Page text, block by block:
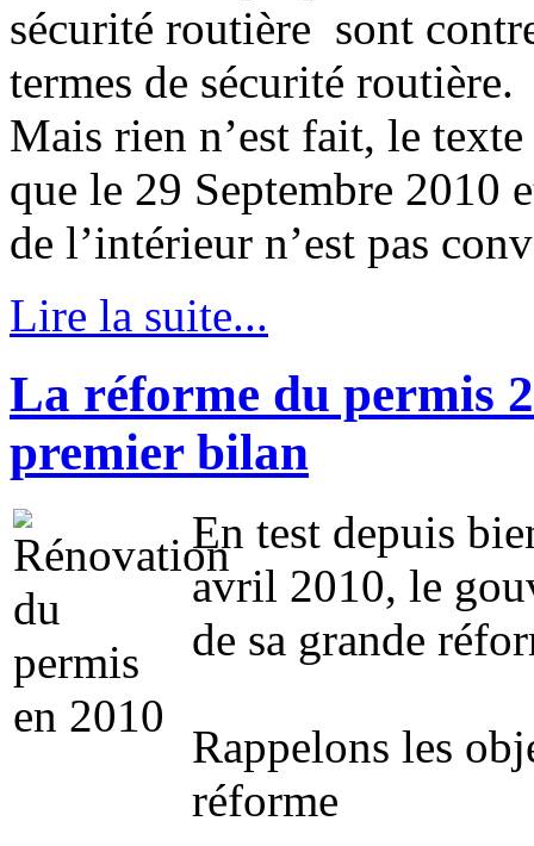
sécurité routière sont
termes de sécurité routière.
Mais rien n’est fait, le
que le 29 Septembre 2010
de l’intérieur n’est pas
Lire la suite...
La réforme du permis
premier bilan
En test depuis
avril 2010, le
de sa grande
Rappelons les
réforme